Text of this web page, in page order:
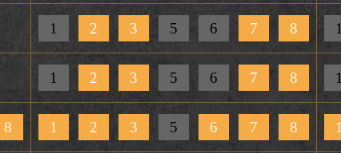
1 2 3 5 6 7 8 1
1 2 3 5 6 7 8 1
8 1 2 3 5 6 7 8 1